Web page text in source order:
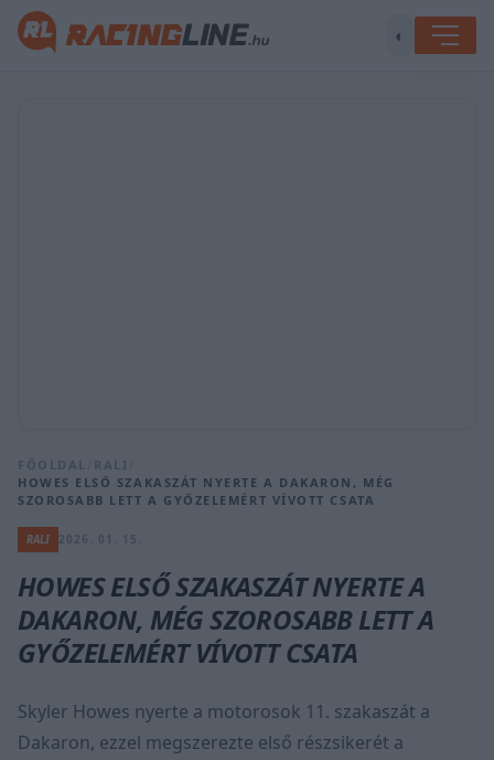
◐
FŐOLDAL RALI
HOWES ELSŐ SZAKASZÁT NYERTE A DAKARON, MÉG
SZOROSABB LETT A GYŐZELEMÉRT VÍVOTT CSATA
RALI
HOWES ELSŐ SZAKASZÁT NYERTE A
DAKARON, MÉG SZOROSABB LETT A
GYŐZELEMÉRT VÍVOTT CSATA
Skyler Howes nyerte a motorosok 11. szakaszát a
Dakaron, ezzel megszerezte első részsikerét a